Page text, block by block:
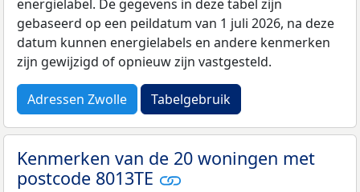
energielabel. De gegevens in deze tabel zijn
gebaseerd op een peildatum van 1 juli 2026, na deze
datum kunnen energielabels en andere kenmerken
zijn gewijzigd of opnieuw zijn vastgesteld.
Adressen Zwolle Tabelgebruik
Kenmerken van de 20 woningen met
postcode 8013TE